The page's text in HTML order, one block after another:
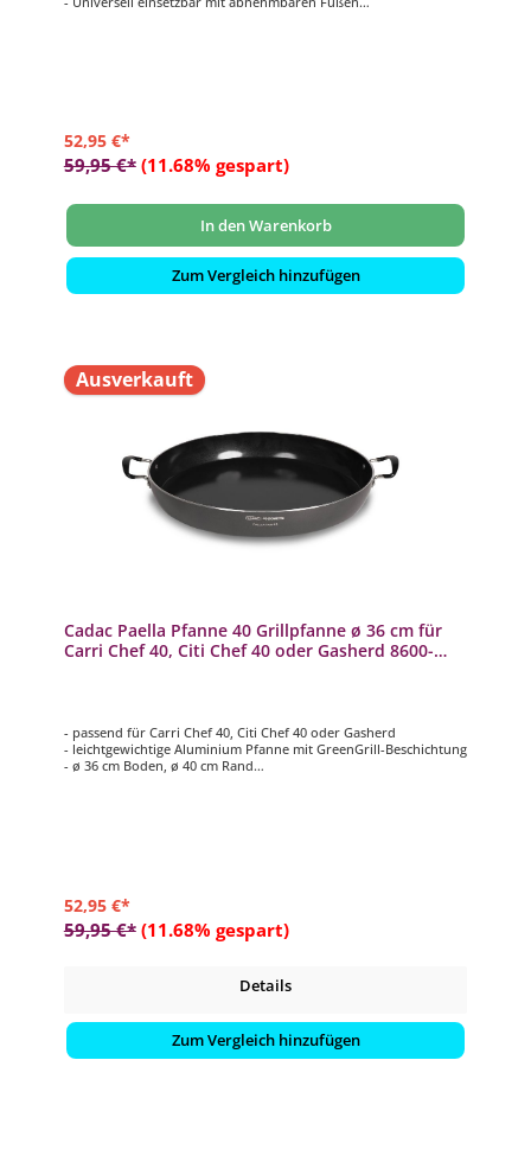
52,95 €*
59,95 €* (11.68% gespart)
In den Warenkorb
Zum Vergleich hinzufügen
Ausverkauft
Cadac Paella Pfanne 40 Grillpfanne ø 36 cm für
Carri Chef 40, Citi Chef 40 oder Gasherd 8600-
- passend für Carri Chef 40, Citi Chef 40 oder Gasherd
- leichtgewichtige Aluminium Pfanne mit GreenGrill-Beschichtung
- ø 36 cm Boden, ø 40 cm Rand
52,95 €*
59,95 €* (11.68% gespart)
Details
Zum Vergleich hinzufügen